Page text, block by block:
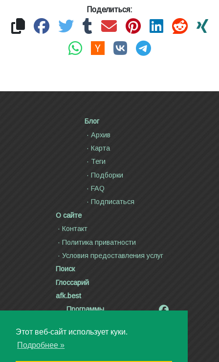
Этот веб-сайт использует куки.
Подробнее »
Поделиться:
Блог
Архив
Карта
Теги
Подборки
FAQ
Подписаться
О сайте
Контакт
Политика приватности
Условия предоставления услуг
Поиск
Глоссарий
afk.best
Программы
Стихи и тексты песен